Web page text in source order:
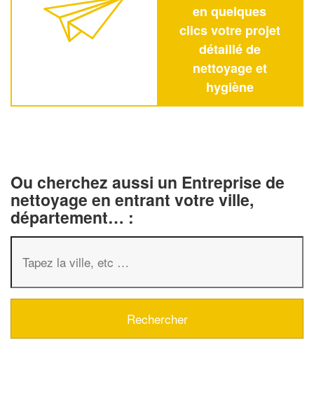
en quelques
clics votre projet
détaillé de
nettoyage et
hygiène
Ou cherchez aussi un Entreprise de
nettoyage en entrant votre ville,
département… :